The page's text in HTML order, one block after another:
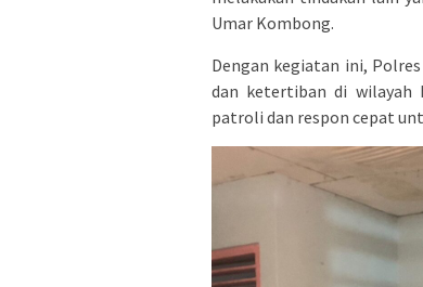
Umar Kombong.
Dengan kegiatan ini,
dan ketertiban di wilayah
patroli dan respon cepat